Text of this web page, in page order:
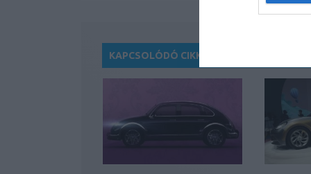
KAPCSOLÓDÓ CIKKEK